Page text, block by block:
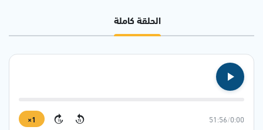
الحلقة كاملة
0:00
/
51:56
15
15
1×